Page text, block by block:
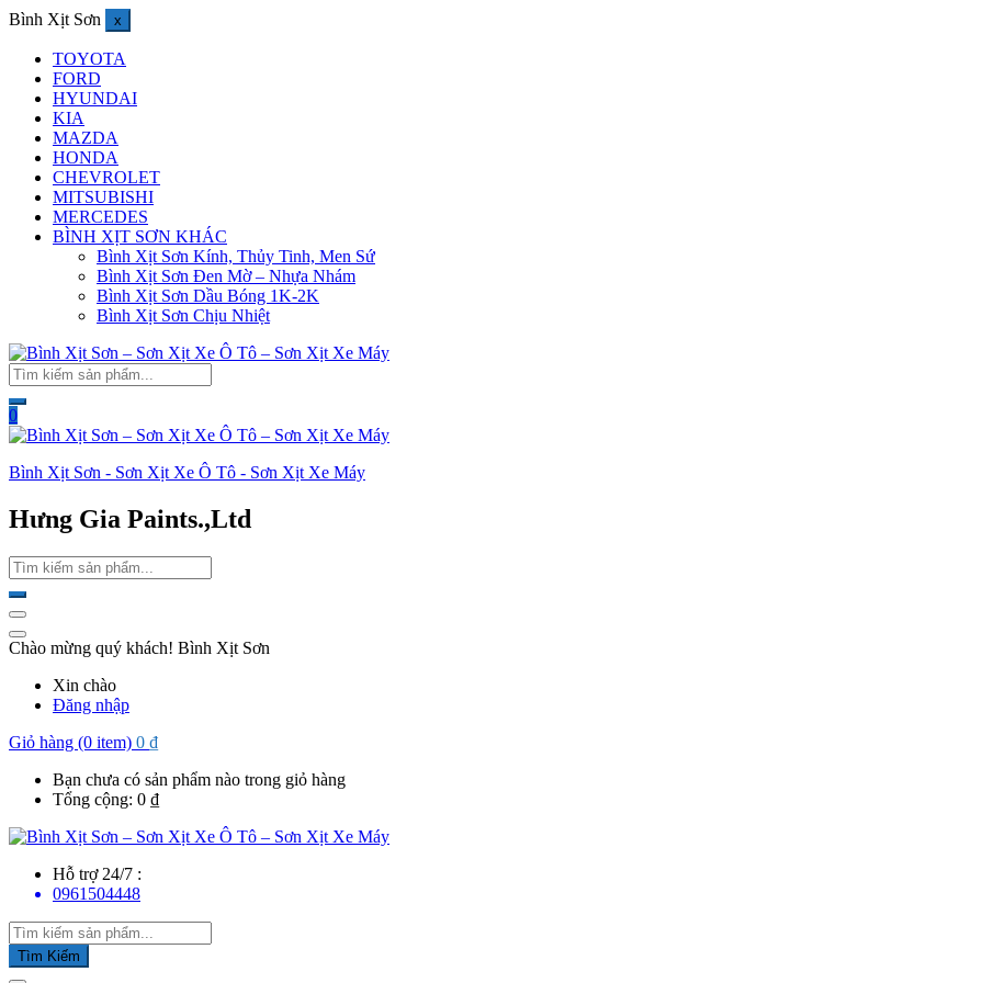
Bình Xịt Sơn x
TOYOTA
FORD
HYUNDAI
KIA
MAZDA
HONDA
CHEVROLET
MITSUBISHI
MERCEDES
BÌNH XỊT SƠN KHÁC
Bình Xịt Sơn Kính, Thủy Tinh, Men Sứ
Bình Xịt Sơn Đen Mờ – Nhựa Nhám
Bình Xịt Sơn Dầu Bóng 1K-2K
Bình Xịt Sơn Chịu Nhiệt
0
Bình Xịt Sơn - Sơn Xịt Xe Ô Tô - Sơn Xịt Xe Máy
Hưng Gia Paints.,Ltd
Chào mừng quý khách! Bình Xịt Sơn
Xin chào
Đăng nhập
Giỏ hàng (0 item) 0 ₫
Bạn chưa có sản phẩm nào trong giỏ hàng
Tổng cộng: 0 ₫
Hỗ trợ 24/7 :
0961504448
Tìm Kiếm